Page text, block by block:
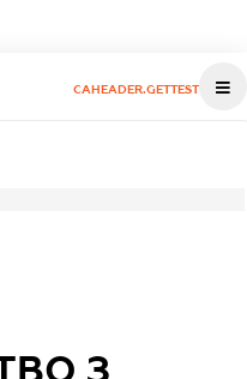
CAHEADER.GETTEST